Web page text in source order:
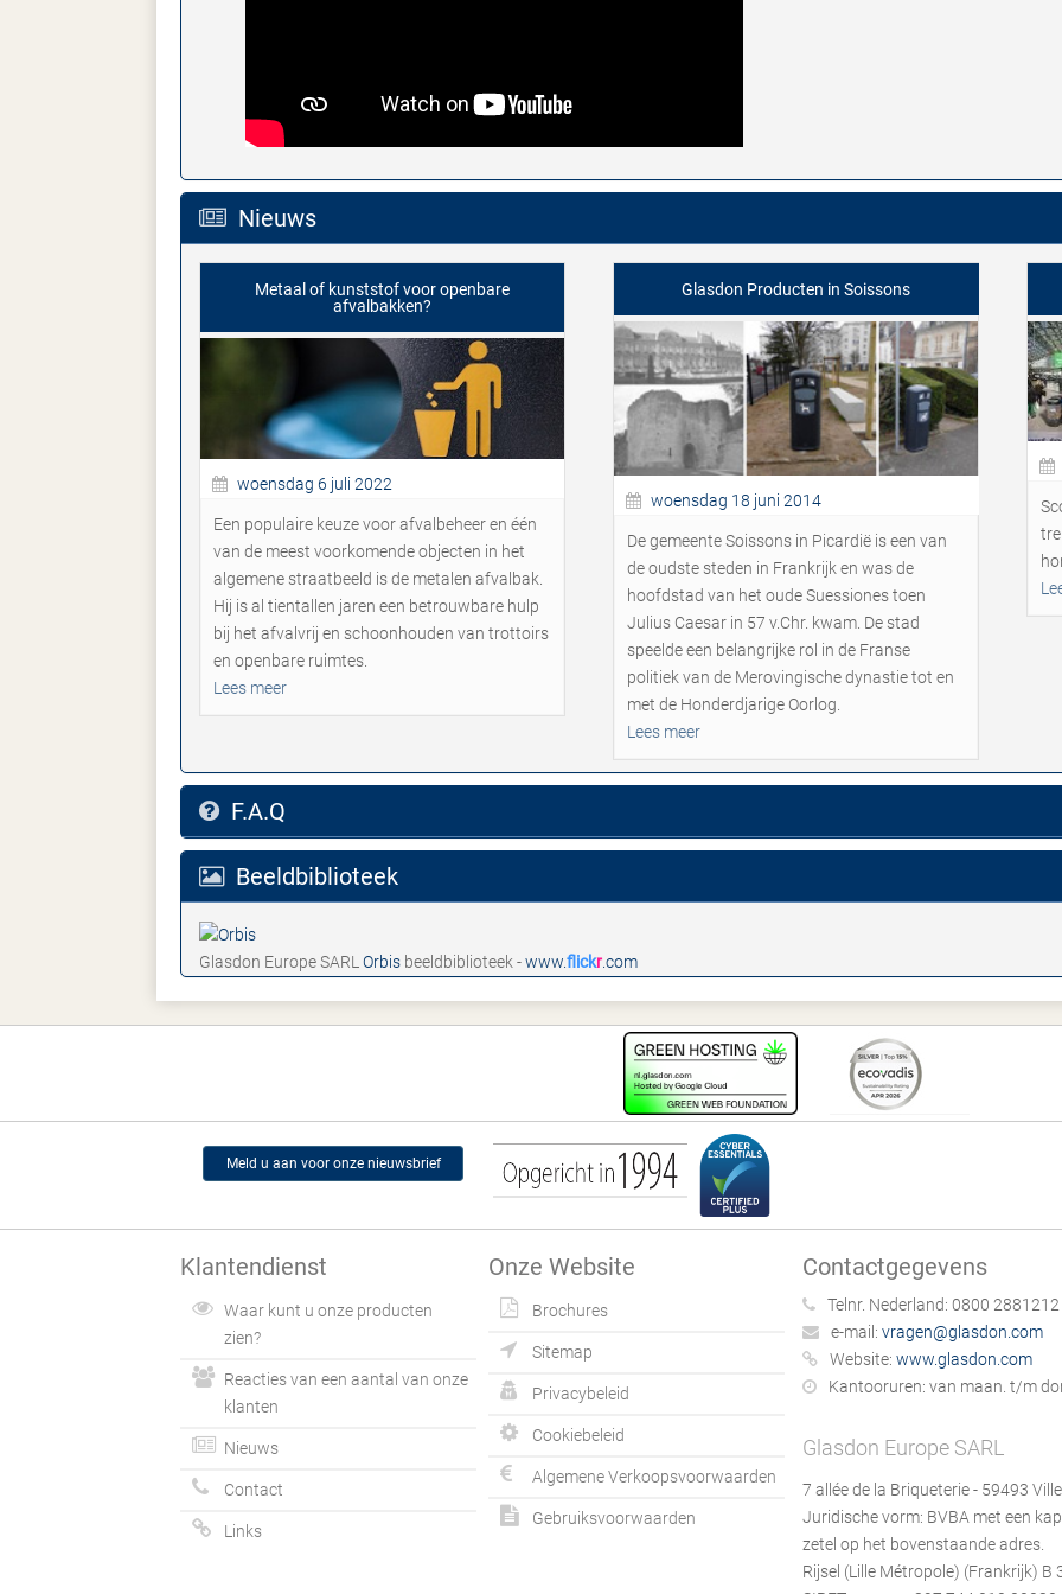
Nieuws
Metaal of kunststof voor openbare
afvalbakken?
woensdag 6 juli 2022
Een populaire keuze voor afvalbeheer en één
van de meest voorkomende objecten in het
algemene straatbeeld is de metalen afvalbak.
Hij is al tientallen jaren een betrouwbare hulp
bij het afvalvrij en schoonhouden van trottoirs
en openbare ruimtes.
Lees meer
Glasdon Producten in Soissons
woensdag 18 juni 2014
De gemeente Soissons in Picardië is een van
de oudste steden in Frankrijk en was de
hoofdstad van het oude Suessiones toen
Julius Caesar in 57 v.Chr. kwam. De stad
speelde een belangrijke rol in de Franse
politiek van de Merovingische dynastie tot en
met de Honderdjarige Oorlog.
Lees meer
F.A.Q
Beeldbiblioteek
Glasdon Europe SARL Orbis beeldbiblioteek -www.flickr.com
Meld u aan voor onze nieuwsbrief
Klantendienst
Waar kunt u onze producten
zien?
Reacties van een aantal van onze
klanten
Nieuws
Contact
Links
Onze Website
Brochures
Sitemap
Privacybeleid
Cookiebeleid
Algemene Verkoopsvoorwaarden
Gebruiksvoorwaarden
Contactgegevens
Telnr. Nederland: 0800 2881212
e-mail: vragen@glasdon.com
Website: www.glasdon.com
Kantooruren: van maan. t/m
Glasdon Europe SARL
7 allée de la Briqueterie - 59493
Juridische vorm: BVBA met een
zetel op het bovenstaande adres.
Rijsel (Lille Métropole) (Frankrijk) B